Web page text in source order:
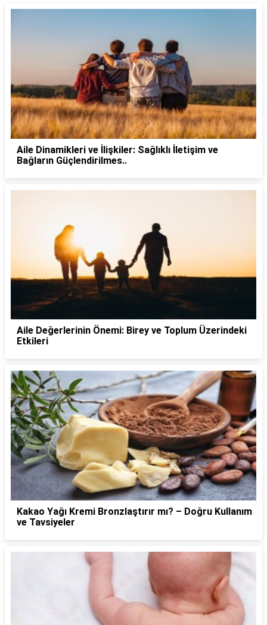
Aile Dinamikleri ve İlişkiler: Sağlıklı İletişim ve
Bağların Güçlendirilmes..
Aile Değerlerinin Önemi: Birey ve Toplum Üzerindeki
Etkileri
Kakao Yağı Kremi Bronzlaştırır mı? – Doğru Kullanım
ve Tavsiyeler